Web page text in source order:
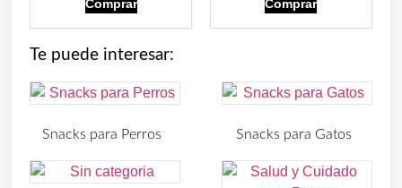
Comprar Comprar
Te puede interesar:
Snacks para Perros Snacks para Gatos